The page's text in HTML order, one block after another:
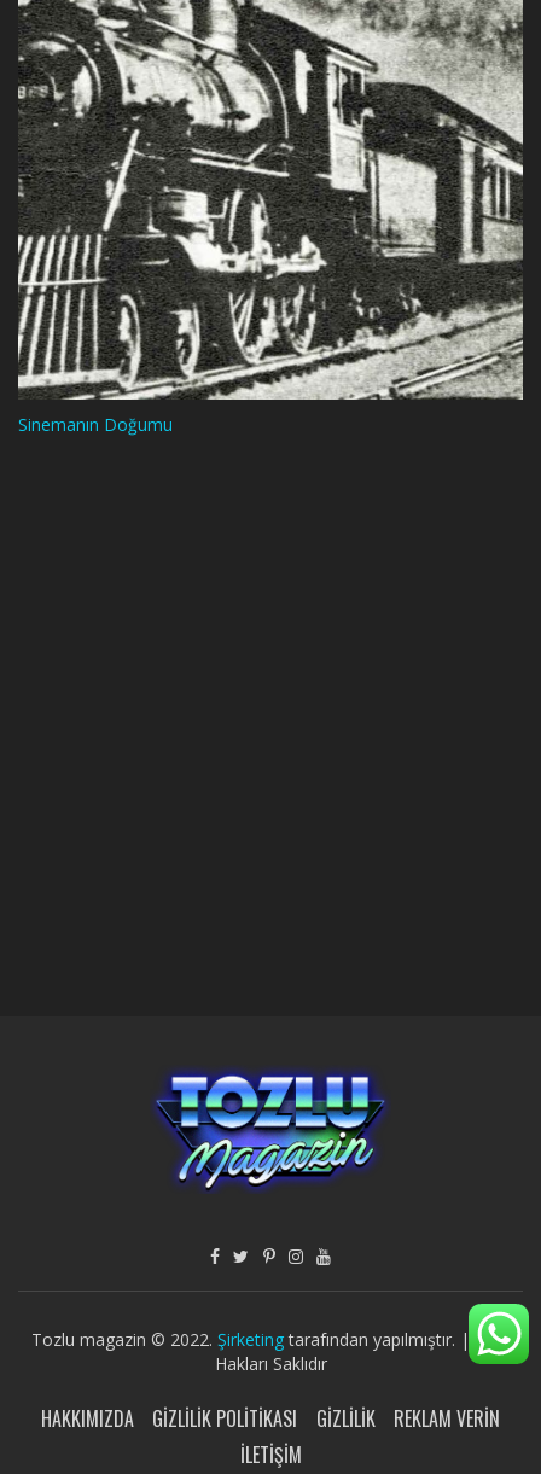
Sinemanın Doğumu
Tozlu magazin © 2022. Şirketingtarafından yapılmıştır. | Tüm
Hakları Saklıdır
HAKKIMIZDA GIZLILIK POLITIKASI GIZLILIK
REKLAM VERIN
İLETIŞIM